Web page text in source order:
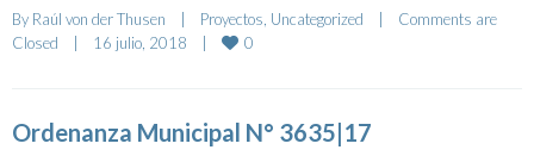
By Raúl von der Thusen | Proyectos Uncategorized |
Comments are
Closed
| 16 julio, 2018 | 0
Ordenanza Municipal N° 3635|17